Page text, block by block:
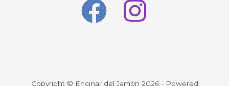
Copyright © Encinar del Jamón 2026 - Powered